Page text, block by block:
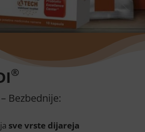
®
Bezbednije:
sve vrste dijareja